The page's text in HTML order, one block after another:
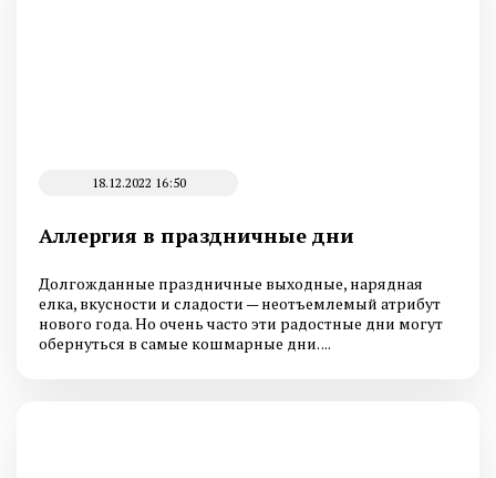
18.12.2022 16:50
Аллергия в праздничные дни
Долгожданные праздничные выходные, нарядная
елка, вкусности и сладости — неотъемлемый атрибут
нового года. Но очень часто эти радостные дни могут
обернуться в самые кошмарные дни. ...